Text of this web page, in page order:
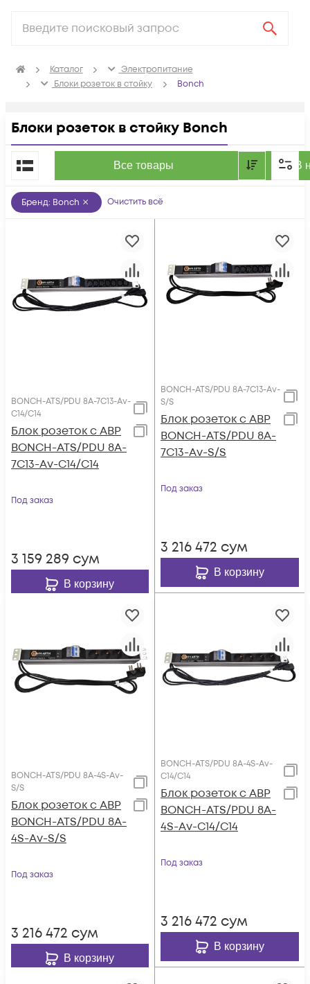
Каталог
Электропитание
Блоки розеток в стойку
Bonch
Блоки розеток в стойку Bonch
Все товары В
По популярности
Бренд: Bonch Очистить всё
BONCH-ATS/PDU 8A-7C13-Av-
C14/C14
Блок розеток с АВР
BONCH-ATS/PDU 8A-
7C13-Av-C14/C14
Под заказ
3 159 289 сум
В корзину
BONCH-ATS/PDU 8A-7C13-Av-
S/S
Блок розеток с АВР
BONCH-ATS/PDU 8A-
7C13-Av-S/S
Под заказ
3 216 472 сум
В корзину
BONCH-ATS/PDU 8A-4S-Av-
S/S
Блок розеток с АВР
BONCH-ATS/PDU 8A-
4S-Av-S/S
Под заказ
3 216 472 сум
В корзину
BONCH-ATS/PDU 8A-4S-Av-
C14/C14
Блок розеток с АВР
BONCH-ATS/PDU 8A-
4S-Av-C14/C14
Под заказ
3 216 472 сум
В корзину